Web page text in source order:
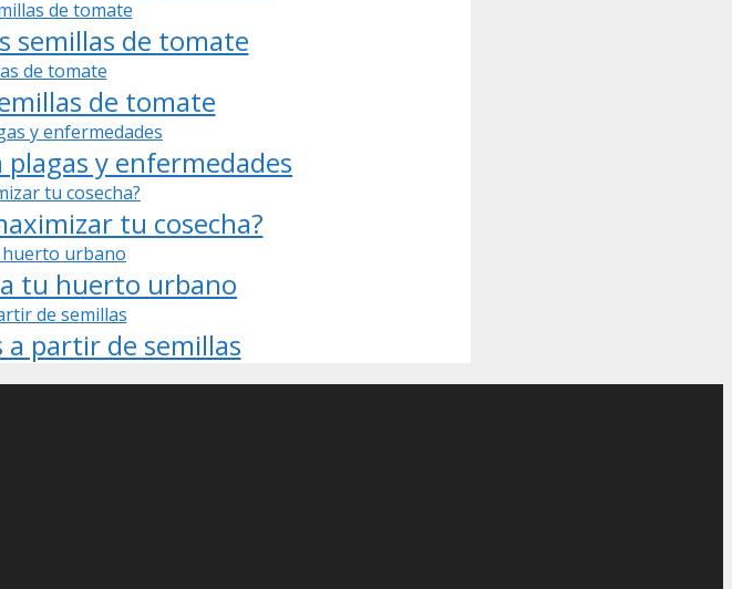
semillas de tomate
de tomate
y enfermedades
tu cosecha?
tu huerto urbano
partir de semillas